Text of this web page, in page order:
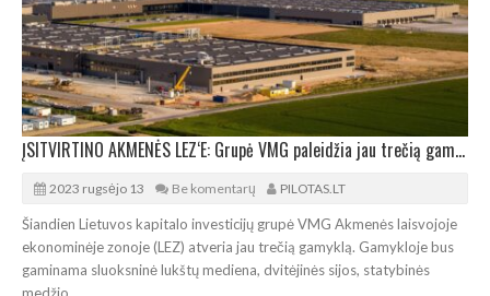
ĮSITVIRTINO AKMENĖS LEZ‘E: Grupė VMG paleidžia jau trečią gamyklą
2023 rugsėjo 13 Be komentarų PILOTAS.LT
Šiandien Lietuvos kapitalo investicijų grupė VMG Akmenės laisvojoje
ekonominėje zonoje (LEZ) atveria jau trečią gamyklą. Gamykloje bus
gaminama sluoksninė lukštų mediena, dvitėjinės sijos, statybinės